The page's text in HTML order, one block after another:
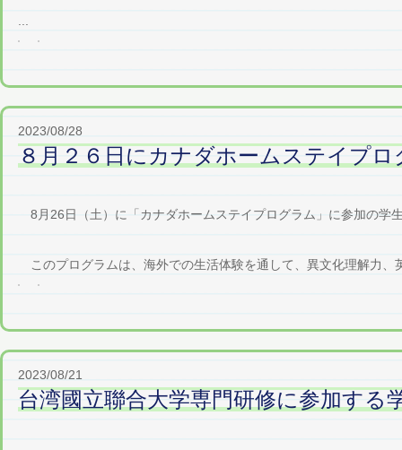
2023/08/28
８月２６日にカナダホームステイプ
8月26日（土）に「カナダホームステイプログラム」に参加の学
このプログラムは、海外での生活体験を通して、異文化理解力
2023/08/21
台湾國立聯合大学専門研修に参加する